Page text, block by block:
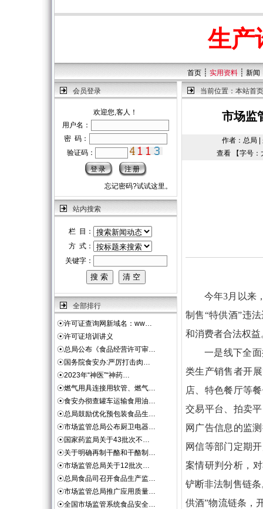
生产
首页 ┊ 实用资料 ┊ 新闻
会员登录
欢迎您,客人！
用户名：
密 码：
验证码：
忘记密码?试试这里。
站内搜索
栏 目：
方 式：
关键字：
全部排行
☉许可证查询网新域名：ww…
☉许可证培训讲义
☉总局公布《食品经营许可审…
☉国务院食安办:严厉打击肉…
☉2023年“神医”“神药…
☉燃气用具连接用软管、燃气…
☉食安办彻查罐车运输食用油…
☉总局鼓励优化预包装食品生…
☉市场监管总局公布厨卫电器…
☉国家药监局关于43批次不…
☉关于明确再制干酪和干酪制…
☉市场监管总局关于12批次…
☉总局食品司召开食品生产监…
☉市场监管总局推广应用质量…
☉全国市场监管系统食品安全…
当前位置： 本站首页
市场监
作者：总局
查看 【字号：
今年3月以来
制售“特供酒”违
和消费者合法权益
一是线下全
类生产销售者开
店、特色餐厅等
交易平台、拍卖
网广告信息的监
网信等部门定期
案情研判分析，
铲断非法制售链
供酒”物流链条，